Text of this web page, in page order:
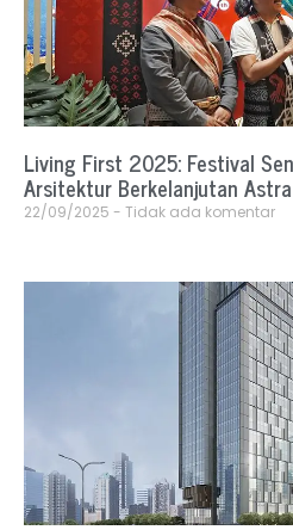
Living First 2025: Festival
Arsitektur Berkelanjutan
22/09/2025 Tidak ada komentar